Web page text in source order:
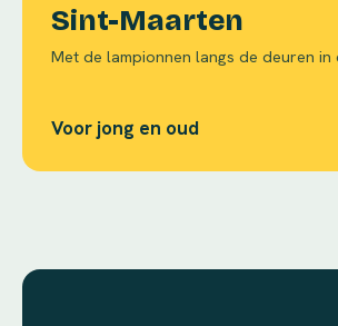
Sint-Maarten
Met de lampionnen langs de deuren in
Voor jong en oud